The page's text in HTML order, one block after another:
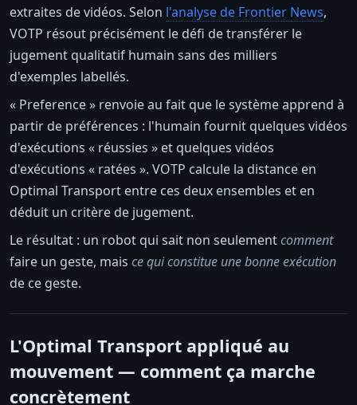
extraites de vidéos. Selon l'analyse de Frontier News,
VOTP résout précisément le défi de transférer le
jugement qualitatif humain sans des milliers
d'exemples labellés.
« Preference » renvoie au fait que le système apprend à
partir de préférences : l'humain fournit quelques vidéos
d'exécutions « réussies » et quelques vidéos
d'exécutions « ratées ». VOTP calcule la distance en
Optimal Transport entre ces deux ensembles et en
déduit un critère de jugement.
Le résultat : un robot qui sait non seulementcomment
faire un geste, mais ce qui constitue une bonne exécution
de ce geste.
L'Optimal Transport appliqué au
mouvement — comment ça marche
concrètement